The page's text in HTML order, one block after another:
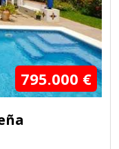
795.000 €